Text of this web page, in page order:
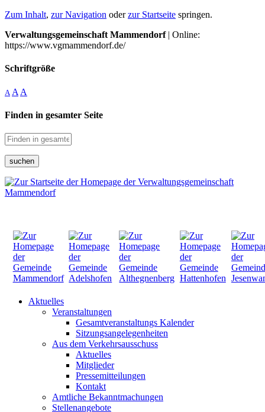
Zum Inhalt, zur Navigation oderzur Startseite springen.
Verwaltungsgemeinschaft Mammendorf| Online:
https://www.vgmammendorf.de/
Schriftgröße
A A A
Finden in gesamter Seite
suchen
Aktuelles
Veranstaltungen
Gesamtveranstaltungs Kalender
Sitzungsangelegenheiten
Aus dem Verkehrsausschuss
Aktuelles
Mitglieder
Pressemitteilungen
Kontakt
Amtliche Bekanntmachungen
Stellenangebote